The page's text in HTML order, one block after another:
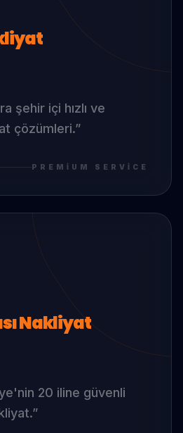
şehir içi hızlı ve
çözümleri.”
PREMIUM SERVICE
Nakliyat
20 iline güvenli
”